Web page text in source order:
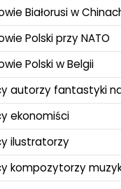
Białorusi w
Polski przy NATO
Polski w Belgii
autorzy fantastyki
ekonomiści
ilustratorzy
kompozytorzy